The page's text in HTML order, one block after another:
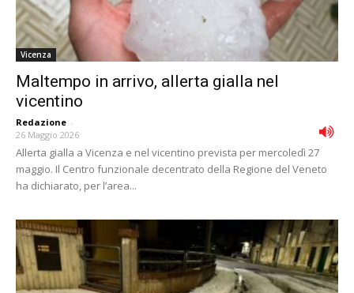
Vicenza
Maltempo in arrivo, allerta gialla nel
vicentino
Redazione -
26 Maggio 2026
Allerta gialla a Vicenza e nel vicentino prevista per mercoledì 27
maggio. Il Centro funzionale decentrato della Regione del Veneto
ha dichiarato, per l’area...